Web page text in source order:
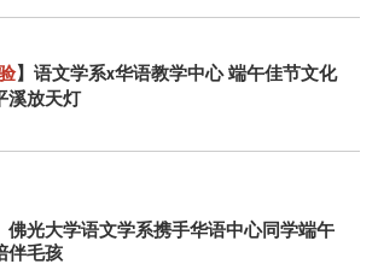
】语文学系x华语教学中心 端午佳节文化
溪放天灯
佛光大学语文学系携手华语中心同学端午
伴毛孩